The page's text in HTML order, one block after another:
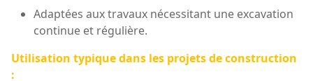
Adaptées aux travaux nécessitant une excavation
continue et régulière.
Utilisation typique dans les projets de construction
: